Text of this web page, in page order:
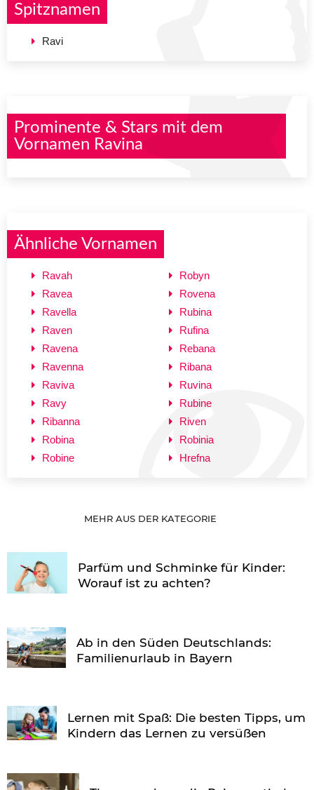
Spitznamen
Ravi
Prominente & Stars mit dem
Vornamen Ravina
Ähnliche Vornamen
Ravah
Ravea
Ravella
Raven
Ravena
Ravenna
Raviva
Ravy
Ribanna
Robina
Robine
Robyn
Rovena
Rubina
Rufina
Rebana
Ribana
Ruvina
Rubine
Riven
Robinia
Hrefna
MEHR AUS DER KATEGORIE
Parfüm und Schminke für Kinder:
Worauf ist zu achten?
Ab in den Süden Deutschlands:
Familienurlaub in Bayern
Lernen mit Spaß: Die besten Tipps, um
Kindern das Lernen zu versüßen